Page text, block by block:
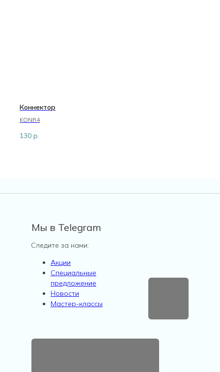
Коннектор
KONR4
130 р.
Следите за нами:
Акции
Специальные
предложение
Новости
Мастер-классы
Мы в Telegram